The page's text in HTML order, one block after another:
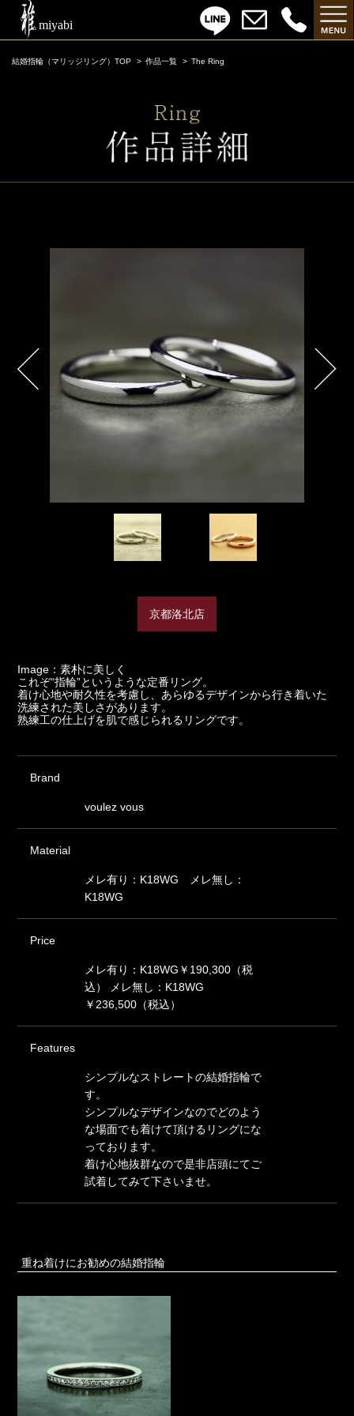
結婚指輪（マリッジリング）TOP 作品一覧 The Ring
京都洛北店
Image：素朴に美しく
これぞ“指輪”というような定番リング。
着け心地や耐久性を考慮し、あらゆるデザインから行き着いた
洗練された美しさがあります。
熟練工の仕上げを肌で感じられるリングです。
Brand
voulez vous
Material
メレ有り：K18WG メレ無し：
K18WG
Price
メレ有り：K18WG￥190,300（税
込） メレ無し：K18WG
￥236,500（税込）
Features
シンプルなストレートの結婚指輪で
す。
シンプルなデザインなのでどのよう
な場面でも着けて頂けるリングにな
っております。
着け心地抜群なので是非店頭にてご
試着してみて下さいませ。
重ね着けにお勧めの結婚指輪